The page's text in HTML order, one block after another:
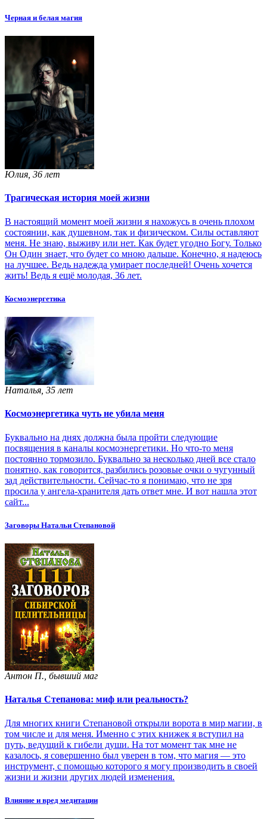
Черная и белая магия
Юлия, 36 лет
Трагическая история моей жизни
В настоящий момент моей жизни я нахожусь в очень плохом
состоянии, как душевном, так и физическом. Силы оставляют
меня. Не знаю, выживу или нет. Как будет угодно Богу. Только
Он Один знает, что будет со мною дальше. Конечно, я надеюсь
на лучшее. Ведь надежда умирает последней! Очень хочется
жить! Ведь я ещё молодая, 36 лет.
Космоэнергетика
Наталья, 35 лет
Космоэнергетика чуть не убила меня
Буквально на днях должна была пройти следующие
посвящения в каналы космоэнергетики. Но что-то меня
постоянно тормозило. Буквально за несколько дней все стало
понятно, как говорится, разбились розовые очки о чугунный
зад действительности. Сейчас-то я понимаю, что не зря
просила у ангела-хранителя дать ответ мне. И вот нашла этот
сайт...
Заговоры Натальи Степановой
Антон П., бывший маг
Наталья Степанова: миф или реальность?
Для многих книги Степановой открыли ворота в мир магии, в
том числе и для меня. Именно с этих книжек я вступил на
путь, ведущий к гибели души. На тот момент так мне не
казалось, я совершенно был уверен в том, что магия — это
инструмент, с помощью которого я могу производить в своей
жизни и жизни других людей изменения.
Влияние и вред медитации